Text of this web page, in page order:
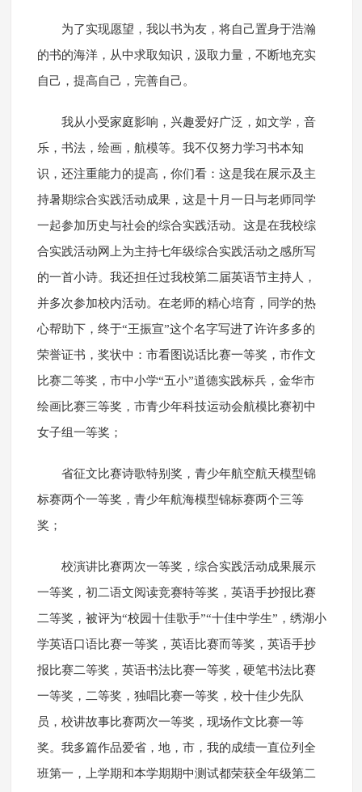
为了实现愿望，我以书为友，将自己置身于浩瀚
的书的海洋，从中求取知识，汲取力量，不断地充实
自己，提高自己，完善自己。
我从小受家庭影响，兴趣爱好广泛，如文学，音
乐，书法，绘画，航模等。我不仅努力学习书本知
识，还注重能力的提高，你们看：这是我在展示及主
持暑期综合实践活动成果，这是十月一日与老师同学
一起参加历史与社会的综合实践活动。这是在我校综
合实践活动网上为主持七年级综合实践活动之感所写
的一首小诗。我还担任过我校第二届英语节主持人，
并多次参加校内活动。在老师的精心培育，同学的热
心帮助下，终于“王振宣”这个名字写进了许许多多的
荣誉证书，奖状中：市看图说话比赛一等奖，市作文
比赛二等奖，市中小学“五小”道德实践标兵，金华市
绘画比赛三等奖，市青少年科技运动会航模比赛初中
女子组一等奖；
省征文比赛诗歌特别奖，青少年航空航天模型锦
标赛两个一等奖，青少年航海模型锦标赛两个三等
奖；
校演讲比赛两次一等奖，综合实践活动成果展示
一等奖，初二语文阅读竞赛特等奖，英语手抄报比赛
二等奖，被评为“校园十佳歌手”“十佳中学生”，绣湖小
学英语口语比赛一等奖，英语比赛而等奖，英语手抄
报比赛二等奖，英语书法比赛一等奖，硬笔书法比赛
一等奖，二等奖，独唱比赛一等奖，校十佳少先队
员，校讲故事比赛两次一等奖，现场作文比赛一等
奖。我多篇作品爱省，地，市，我的成绩一直位列全
班第一，上学期和本学期期中测试都荣获全年级第二